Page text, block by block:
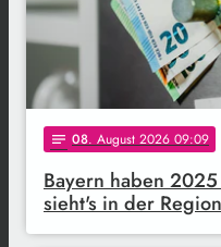
notes 08. August 2026 09:09
Bayern haben
sieht's in der